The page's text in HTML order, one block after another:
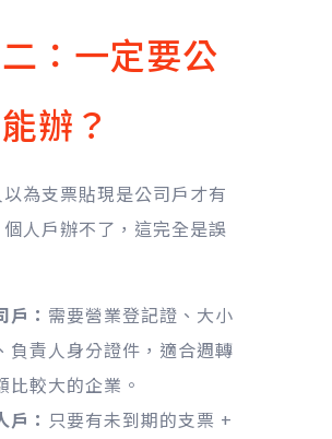
：一定要公
辦？
為支票貼現是公司戶才有
人戶辦不了，這完全是誤
戶： 需要營業登記證、大小
負責人身分證件，適合週轉
比較大的企業。
戶： 只要有未到期的支票 +